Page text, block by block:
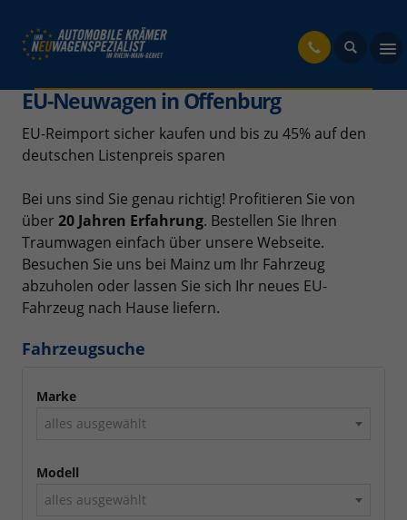
EU-Neuwagen in Offenburg
EU-Reimport sicher kaufen und bis zu 45% auf den
deutschen Listenpreis sparen
Bei uns sind Sie genau richtig! Profitieren Sie von
über 20 Jahren Erfahrung. Bestellen Sie Ihren
Traumwagen einfach über unsere Webseite.
Besuchen Sie uns bei Mainz um Ihr Fahrzeug
abzuholen oder lassen Sie sich Ihr neues EU-
Fahrzeug nach Hause liefern.
Fahrzeugsuche
Marke
alles ausgewählt
Modell
alles ausgewählt